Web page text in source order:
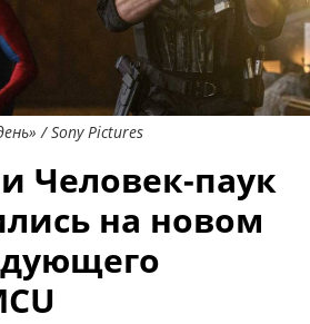
/ Sony Pictures
Человек-паук
на новом